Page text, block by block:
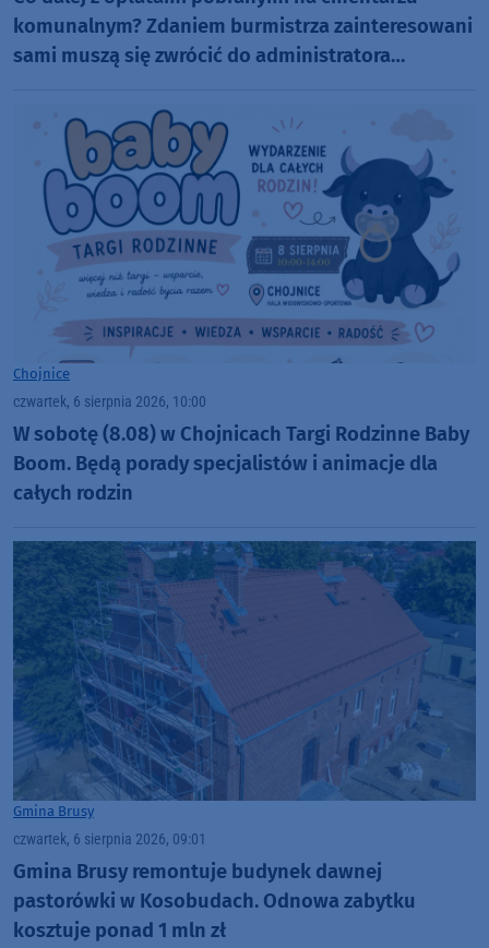
komunalnym? Zdaniem burmistrza zainteresowani
sami muszą się zwrócić do administratora
Chojnice
czwartek, 6 sierpnia 2026, 10:00
W sobotę (8.08) w Chojnicach Targi Rodzinne Baby
Boom. Będą porady specjalistów i animacje dla
całych rodzin
Gmina Brusy
czwartek, 6 sierpnia 2026, 09:01
Gmina Brusy remontuje budynek dawnej
pastorówki w Kosobudach. Odnowa zabytku
kosztuje ponad 1 mln zł